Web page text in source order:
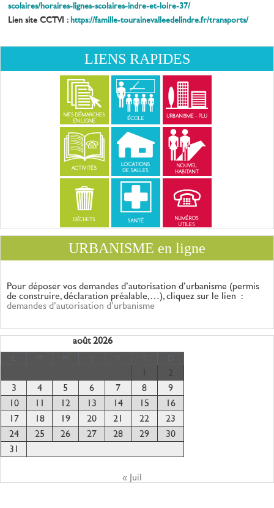
scolaires/horaires-lignes-scolaires-indre-et-loire-37/
Lien site CCTVI : https://famille-tourainevalleedelindre.fr/transports/
LIENS RAPIDES
URBANISME en ligne
Pour déposer vos demandes d’autorisation d’urbanisme (permis
de construire, déclaration préalable,…), cliquez sur le lien :
demandes d’autorisation d’urbanisme
août 2026
2
3
4 5 6 7 8
9
10
12 13 14 15
16
17
18 19 20 21 22
23
24
25 26 27 28 29
30
31
« Juil